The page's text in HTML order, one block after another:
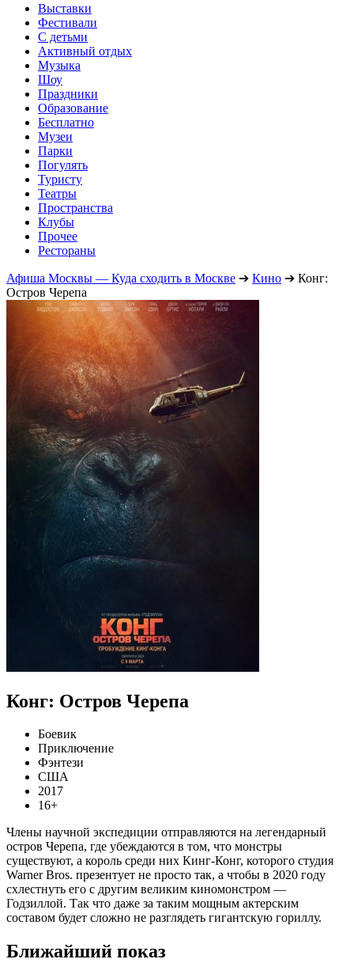
Выставки
Фестивали
С детьми
Активный отдых
Музыка
Шоу
Праздники
Образование
Бесплатно
Музеи
Парки
Погулять
Туристу
Театры
Пространства
Клубы
Прочее
Рестораны
Афиша Москвы — Куда сходить в Москве ➔ Кино ➔ Конг:
Остров Черепа
Конг: Остров Черепа
Боевик
Приключение
Фэнтези
США
2017
16+
Члены научной экспедиции отправляются на легендарный
остров Черепа, где убеждаются в том, что монстры
существуют, а король среди них Кинг-Конг, которого студия
Warner Bros. презентует не просто так, а чтобы в 2020 году
схлестнуть его с другим великим киномонстром —
Годзиллой. Так что даже за таким мощным актерским
составом будет сложно не разглядеть гигантскую гориллу.
Ближайший показ